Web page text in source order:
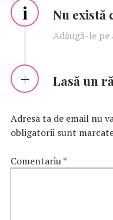
i Nu există
Adăugă-le pe
Lasă un
Adresa ta de email nu
obligatorii sunt
Comentariu*